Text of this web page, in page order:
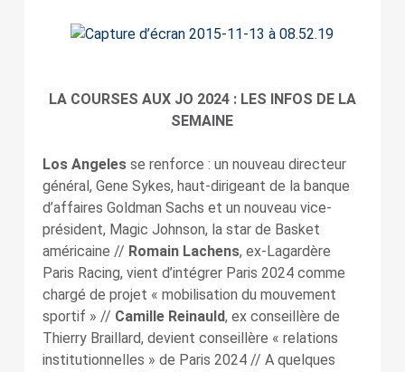
LA COURSES AUX JO 2024 : LES INFOS DE LA
SEMAINE
Los Angelesse renforce : un nouveau directeur
général, Gene Sykes, haut-dirigeant de la banque
d’affaires Goldman Sachs et un nouveau vice-
président, Magic Johnson, la star de Basket
américaine // Romain Lachens, ex-Lagardère
Paris Racing, vient d’intégrer Paris 2024 comme
chargé de projet « mobilisation du mouvement
sportif » // Camille Reinauld, ex conseillère de
Thierry Braillard, devient conseillère « relations
institutionnelles » de Paris 2024 // A quelques